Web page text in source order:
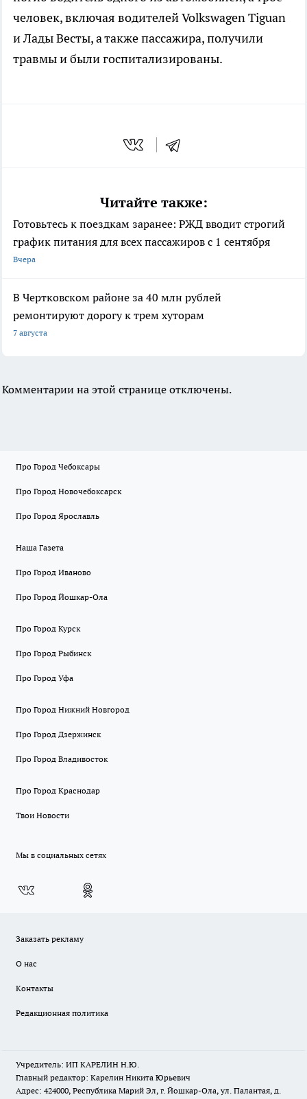
человек, включая водителей Volkswagen Tiguan
и Лады Весты, а также пассажира, получили
травмы и были госпитализированы.
Читайте также:
Готовьтесь к поездкам заранее: РЖД вводит строгий
график питания для всех пассажиров с 1 сентября
Вчера
В Чертковском районе за 40 млн рублей
ремонтируют дорогу к трем хуторам
7 августа
Комментарии на этой странице отключены.
Про Город Чебоксары
Про Город Новочебоксарск
Про Город Ярославль
Наша Газета
Про Город Иваново
Про Город Йошкар-Ола
Про Город Курск
Про Город Рыбинск
Про Город Уфа
Про Город Нижний Новгород
Про Город Дзержинск
Про Город Владивосток
Про Город Краснодар
Твои Новости
Мы в социальных сетях
Заказать рекламу
О нас
Контакты
Редакционная политика
Учредитель: ИП КАРЕЛИН Н.Ю.
Главный редактор: Карелин Никита Юрьевич
Адрес: 424000, Республика Марий Эл, г. Йошкар-Ола, ул. Палантая, д.